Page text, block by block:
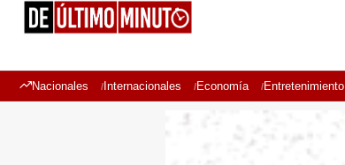
Nacionales Internacionales Economía Entretenimiento